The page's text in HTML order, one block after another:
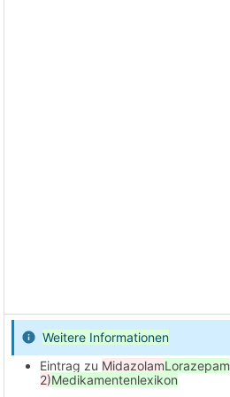
Weitere Informationen
Eintrag zu MidazolamLorazepam
2)Medikamentenlexikon